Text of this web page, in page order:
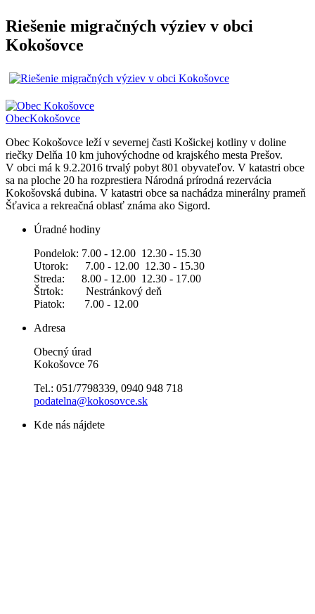
Riešenie migračných výziev v obci
Kokošovce
ObecKokošovce
Obec Kokošovce leží v severnej časti Košickej kotliny v doline
riečky Delňa 10 km juhovýchodne od krajského mesta Prešov.
V obci má k 9.2.2016 trvalý pobyt 801 obyvateľov. V katastri obce
sa na ploche 20 ha rozprestiera Národná prírodná rezervácia
Kokošovská dubina. V katastri obce sa nachádza minerálny prameň
Šťavica a rekreačná oblasť známa ako Sigord.
Úradné hodiny
Pondelok: 7.00 - 12.00 12.30 - 15.30
Utorok: 7.00 - 12.00 12.30 - 15.30
Streda: 8.00 - 12.00 12.30 - 17.00
Štrtok: Nestránkový deň
Piatok: 7.00 - 12.00
Adresa
Obecný úrad
Kokošovce 76
Tel.: 051/7798339, 0940 948 718
podatelna@kokosovce.sk
Kde nás nájdete